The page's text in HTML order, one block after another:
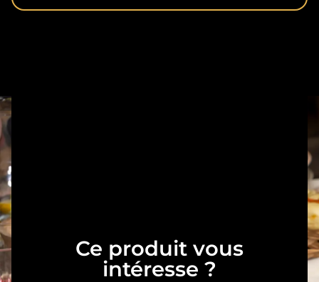
Ce produit vous
intéresse ?